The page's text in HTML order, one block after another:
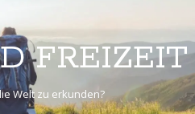
FREIZEIT
Welt zu erkunden?